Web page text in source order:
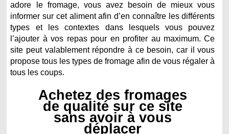
adore le fromage, vous avez besoin de mieux vous
informer sur cet aliment afin d’en connaître les différents
types et les contextes dans lesquels vous pouvez
l’ajouter à vos repas pour en profiter au maximum. Ce
site peut valablement répondre à ce besoin, car il vous
propose tous les types de fromage afin de vous régaler à
tous les coups.
Achetez des fromages
de qualité sur ce site
sans avoir à vous
déplacer